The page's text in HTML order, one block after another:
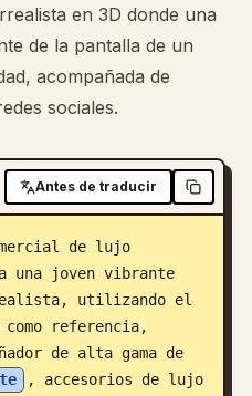
en 3D donde una
de la pantalla de un
acompañada de
sociales.
Antes de traducir
de lujo
una joven vibrante
utilizando el
referencia,
de alta gama de
, accesorios de lujo